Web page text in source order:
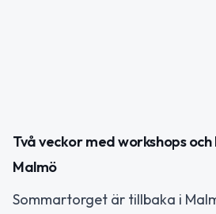
Två veckor med workshops
Malmö
Sommartorget är tillbaka i